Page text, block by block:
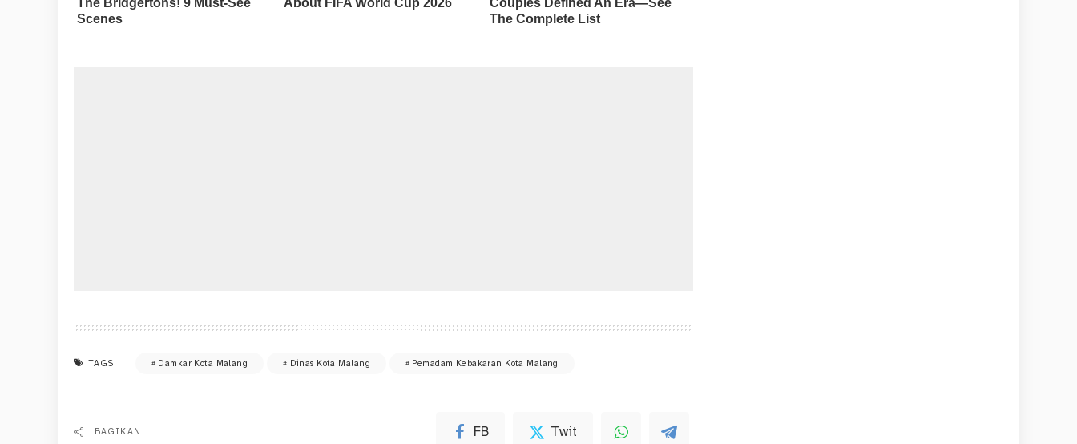
TAGS: Damkar Kota Malang Dinas Kota Malang Pemadam Kebakaran Kota Malang
BAGIKAN FB Twit